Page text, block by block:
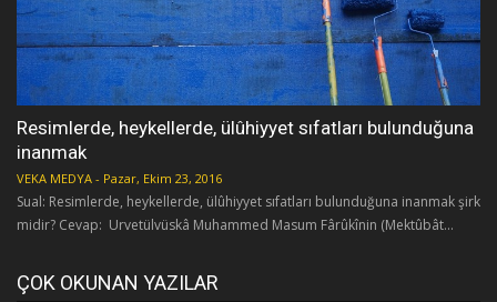
Resimlerde, heykellerde, ülûhiyyet sıfatları bulunduğuna
inanmak
VEKA MEDYA - Pazar, Ekim 23, 2016
Sual: Resimlerde, heykellerde, ülûhiyyet sıfatları bulunduğuna inanmak şirk
midir? Cevap: Urvetülvüskâ Muhammed Masum Fârûkînin (Mektûbât...
ÇOK OKUNAN YAZILAR